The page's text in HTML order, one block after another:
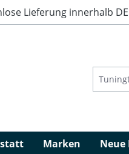
Lieferung innerhalb DE
Marken